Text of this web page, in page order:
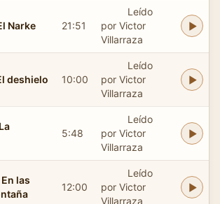
Narke 21:51
Leído
por Victor
Villarraza
deshielo 10:00
Leído
por Victor
Villarraza
5:48
Leído
por Victor
Villarraza
las
12:00
Leído
por Victor
Villarraza